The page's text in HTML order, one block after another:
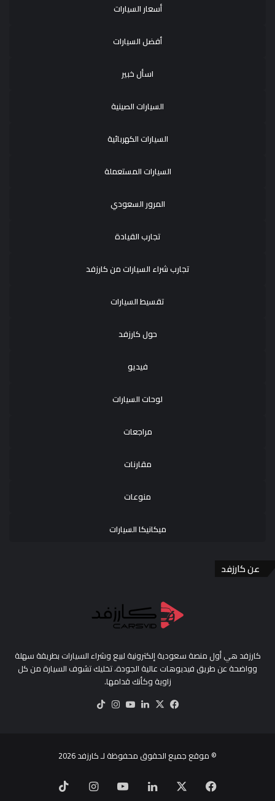
أسعار السيارات
أفضل السيارات
اسأل خبير
السيارات الصينية
السيارات الكهربائية
السيارات المستعملة
المرور السعودي
تجارب القيادة
تجارب شراء السيارات من كارزفد
تقسيط السيارات
حول كارزفد
فيديو
لوحات السيارات
مراجعات
مقارنات
منوعات
ميكانيكا السيارات
عن كارزفد
كارزفد هي أول منصة سعودية إلكترونية لبيع وشراء السيارات بطريقة سهلة
وواضحة عن طريق فيديوهات عالية الجودة، تخليك تشوف السيارة من كل
زاوية وكأنك قدامها.
فيسبوك
‫X لينكدإن‫YouTubeانستقرام
© موقع جميع الحقوق محفوظة لـكارزفد
فيسبوك لينكدإن ‫YouTube انستقرام